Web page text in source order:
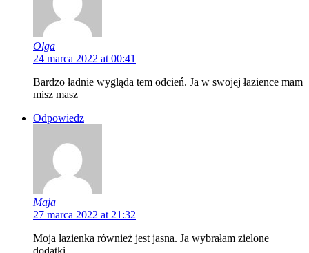
Olga
24 marca 2022 at 00:41
Bardzo ładnie wygląda tem odcień. Ja w swojej łazience mam
misz masz
Odpowiedz
Maja
27 marca 2022 at 21:32
Moja lazienka również jest jasna. Ja wybrałam zielone
dodatki.